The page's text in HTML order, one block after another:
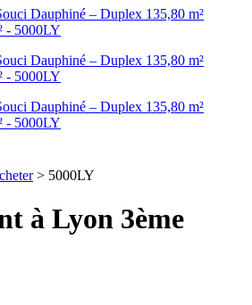
> 5000LY
à Lyon 3ème